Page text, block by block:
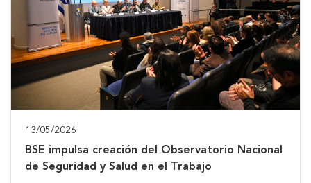
13/05/2026
BSE impulsa creación del Observatorio Nacional
de Seguridad y Salud en el Trabajo